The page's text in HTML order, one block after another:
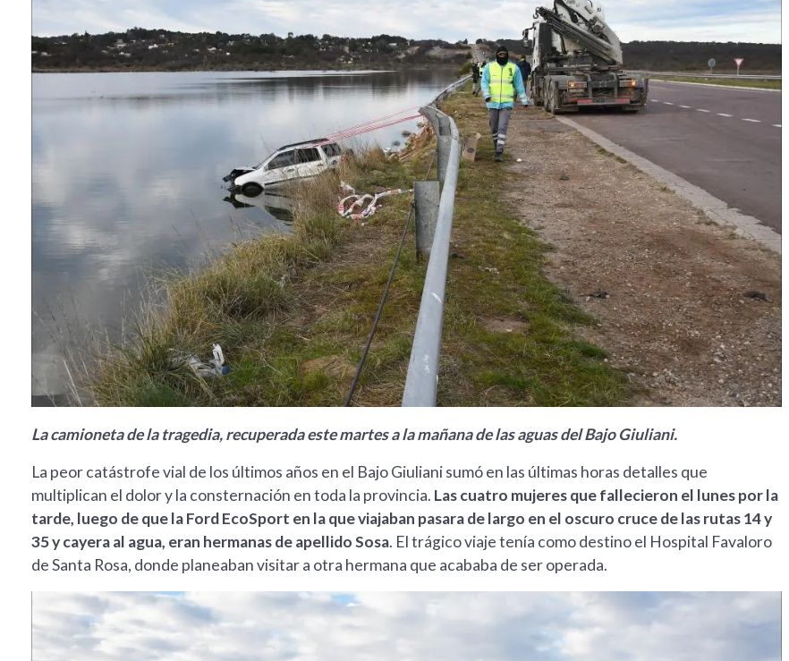
La camioneta de la tragedia, recuperada este martes a la mañana de las aguas del Bajo Giuliani.
La peor catástrofe vial de los últimos años en el Bajo Giuliani sumó en las últimas horas detalles que
multiplican el dolor y la consternación en toda la provincia. Las cuatro mujeres que fallecieron el lunes por la
tarde, luego de que la Ford EcoSport en la que viajaban pasara de largo en el oscuro cruce de las rutas 14 y
35 y cayera al agua, eran hermanas de apellido Sosa. El trágico viaje tenía como destino el Hospital Favaloro
de Santa Rosa, donde planeaban visitar a otra hermana que acababa de ser operada.